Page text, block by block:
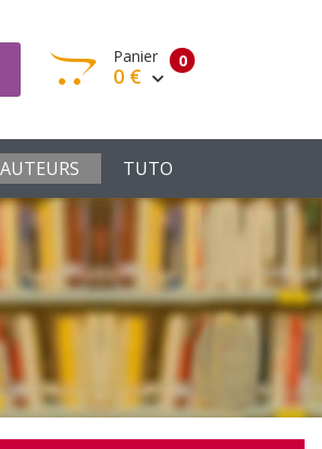
0
Panier
0 €
vide
Commander
AUTEURS TUTO